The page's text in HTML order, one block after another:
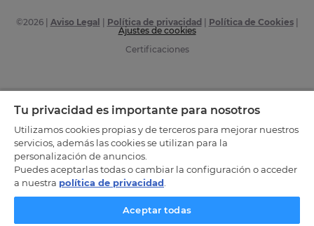
©2026| Aviso Legal Política de privacidad Política de Cookies|
Ajustes de cookies
Certificaciones
Tu privacidad es importante para nosotros
Utilizamos cookies propias y de terceros para mejorar nuestros
servicios, además las cookies se utilizan para la
personalización de anuncios.
Puedes aceptarlas todas o cambiar la configuración o acceder
a nuestra política de privacidad
Aceptar todas